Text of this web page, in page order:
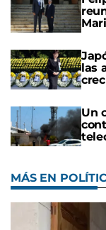
las
Un
MÁS EN